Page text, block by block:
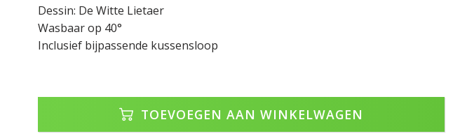
Dessin: De Witte Lietaer
Wasbaar op 40°
Inclusief bijpassende kussensloop
TOEVOEGEN AAN WINKELWAGEN